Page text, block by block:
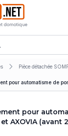
domotique
Pièce détachée
pour automatisme de
pour
et AXOVIA (avant